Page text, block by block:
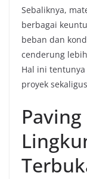
Sebaliknya,
berbagai
beban dan
cenderung
Hal ini
proyek